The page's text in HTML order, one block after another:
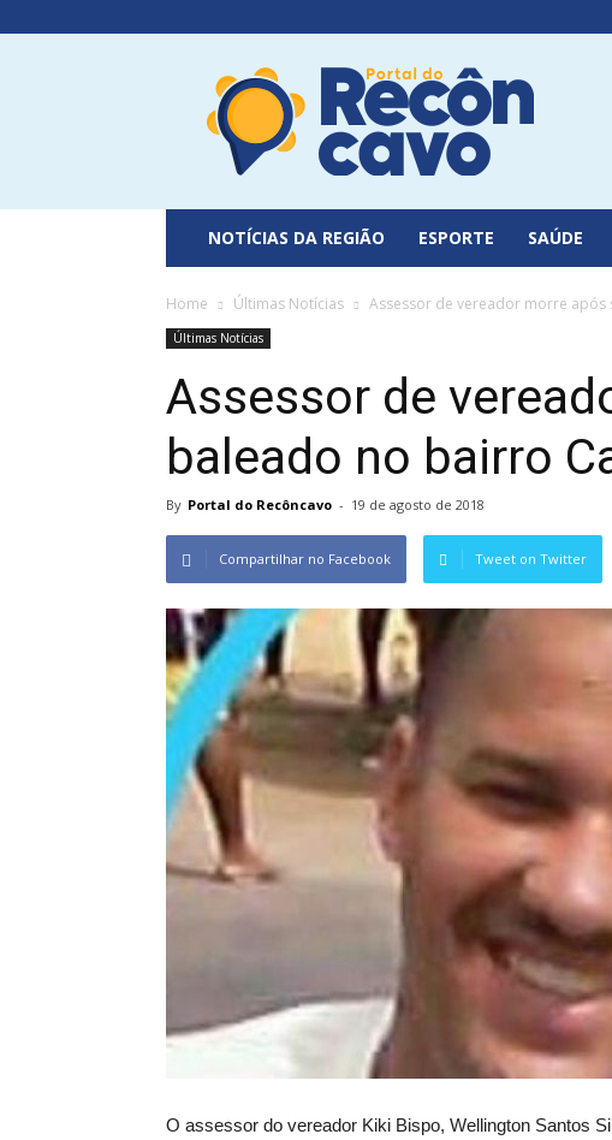
Portal
do
Recôncavo
NOTÍCIAS DA REGIÃO ESPORTE SAÚDE
Home Últimas Notícias Assessor de vereador morre
Últimas Notícias
Assessor de
baleado no bairro
By Portal do Recôncavo - 19 de agosto de 2018
Compartilhar no Facebook Tweet on Twitter
O assessor do vereador Kiki Bispo, Wellington Santos